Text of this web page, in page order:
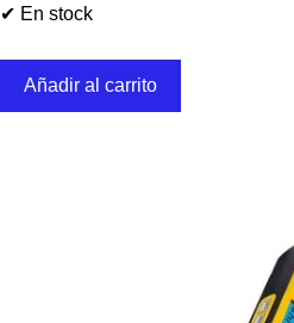
✔ En stock
Añadir al carrito